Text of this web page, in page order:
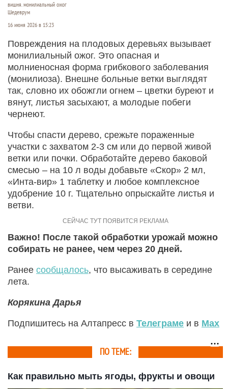
вишня. монилиальный ожог
Шедеврум
16 июня 2026 в 15:23
Повреждения на плодовых деревьях вызывает
монилиальный ожог. Это опасная и
молниеносная форма грибкового заболевания
(монилиоза). Внешне больные ветки выглядят
так, словно их обожгли огнем – цветки буреют и
вянут, листья засыхают, а молодые побеги
чернеют.
Чтобы спасти дерево, срежьте пораженные
участки с захватом 2-3 см или до первой живой
ветки или почки. Обработайте дерево баковой
смесью – на 10 л воды добавьте «Скор» 2 мл,
«Инта-вир» 1 таблетку и любое комплексное
удобрение 10 г. Тщательно опрыскайте листья и
ветви.
Важно! После такой обработки урожай можно
собирать не ранее, чем через 20 дней.
Ранее сообщалось, что высаживать в середине
лета.
Корякина Дарья
Подпишитесь на Алтапресс в Телеграме и в Max
ПО ТЕМЕ:
Как правильно мыть ягоды, фрукты и овощи